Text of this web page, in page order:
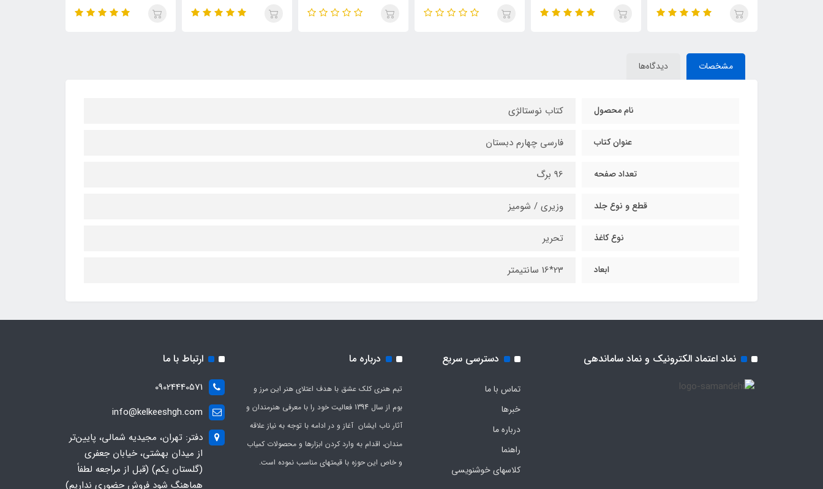
دانش‌آموز جلد صورتی
مشخصات دیدگاه‌ها
نام محصول کتاب نوستالژی
عنوان کتاب فارسی چهارم دبستان
تعداد صفحه 96 برگ
قطع و نوع جلد وزیری / شومیز
نوع کاغذ تحریر
ابعاد 23*16 سانتیمتر
نماد اعتماد الکترونیک و نماد ساماندهی دسترسی سریع
تماس با ما
خبرها
درباره ما
راهنما
کلاسهای خوشنویسی
درباره ما
تیم هنری کلک عشق با هدف اعتلای هنر این مرز و
بوم از سال 1394 فعالیت خود را با معرفی هنرمندان و
آثار ناب ایشان آغاز و در ادامه با توجه به نیاز علاقه
مندان، اقدام به وارد کردن ابزارها و محصولات کمیاب
و خاص این حوزه با قیمتهای مناسب نموده است.
ارتباط با ما
09024440571
info@kelkeeshgh.com
دفتر: تهران، مجیدیه شمالی، پایین‌تر
از میدان بهشتی، خیابان جعفری
(گلستان یکم) (قبل از مراجعه لطفاً
هماهنگ شود فروش حضوری نداریم)